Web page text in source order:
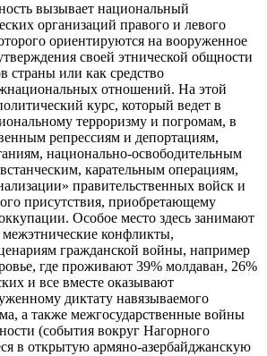
вызывает национальный
организаций правого и левого
ориентируются на вооруженное
своей этнической общности
страны или как средство
отношений. На этой
курс, который ведет в
терроризму и погромам, в
репрессиям и депортациям,
национально-освободительным
карательным операциям,
правительственных войск и
присутствия, приобретающему
Особое место здесь занимают
конфликты,
гражданской войны, например
где проживают 39% молдаван, 26%
и все вместе оказывают
диктату навязываемого
а также межгосударственные войны
(события вокруг Нагорного
в открытую армяно-азербайджанскую